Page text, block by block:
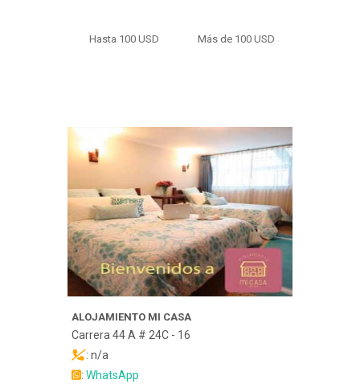
Hasta 100 USD Más de 100 USD
ALOJAMIENTO MI CASA
Carrera 44 A # 24C - 16
: n/a
: WhatsApp